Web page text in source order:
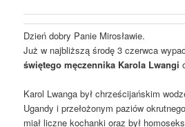
Dzień dobry Panie Mirosławie.
Już w najbliższą środę 3 czerwca
świętego męczennika Karola Lwangi
Karol Lwanga był chrześcijańskim
Ugandy i przełożonym paziów
miał liczne kochanki oraz był